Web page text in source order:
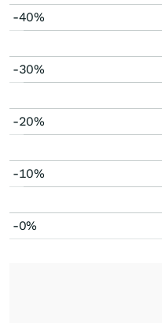
-40%
-30%
-20%
-10%
-0%